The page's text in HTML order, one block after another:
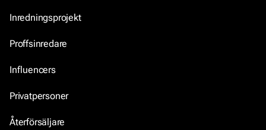
Inredningsprojekt
Proffsinredare
Influencers
Privatpersoner
Återförsäljare